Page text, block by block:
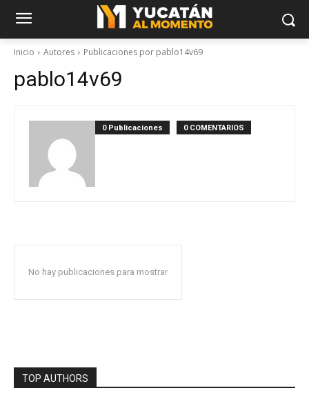
Inicio Autores Publicaciones por pablo14v69
pablo14v69
0 Publicaciones 0 COMENTARIOS
No hay publicaciones para mostrar
TOP AUTHORS